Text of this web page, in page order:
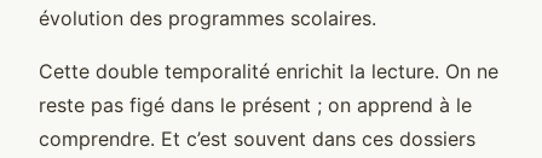
évolution des programmes scolaires.
Cette double temporalité enrichit la lecture. On ne
reste pas figé dans le présent ; on apprend à le
comprendre. Et c’est souvent dans ces dossiers